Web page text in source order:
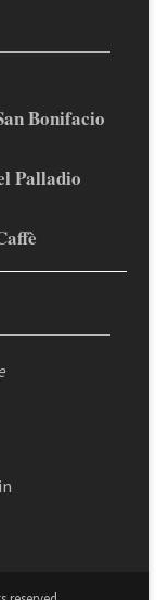
Bonifacio
Palladio